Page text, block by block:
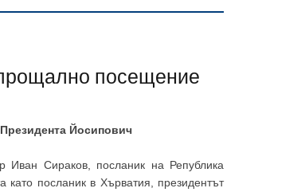
посещение
Йосипович
Сираков, посланик на Република
посланик в Хърватия, президентът